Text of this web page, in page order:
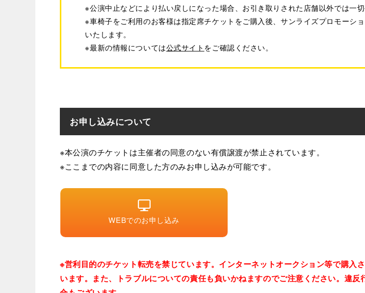
※公演中止などにより払い戻しになった場合、お引き取りされた店舗以外では一
※車椅子をご利用のお客様は指定席チケットをご購入後、サンライズプロモー
いたします。
※最新の情報については公式サイト をご確認ください。
お申し込みについて
※本公演のチケットは主催者の同意のない有償譲渡が禁止されています。
※ここまでの内容に同意した方のみお申し込みが可能です。
WEBでのお申し込み
※営利目的のチケット転売を禁じています。インターネットオークション等で購入
います。また、トラブルについての責任も負いかねますのでご注意ください。違